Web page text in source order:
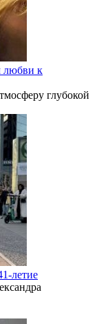
любви к
глубокой
летие